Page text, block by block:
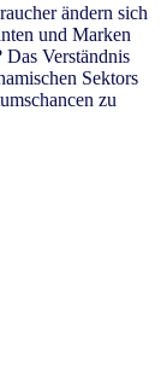
ändern sich
und Marken
Das Verständnis
Sektors
zu